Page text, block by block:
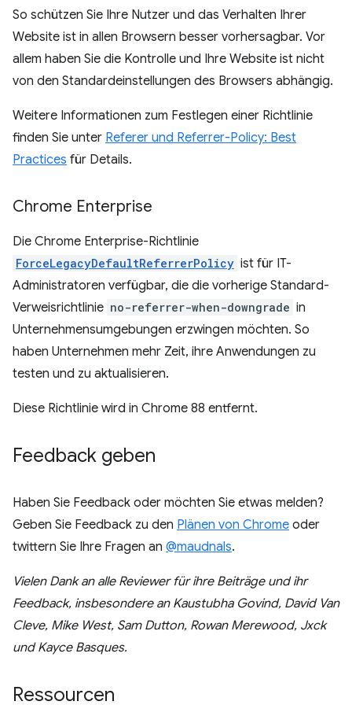
So schützen Sie Ihre Nutzer und das Verhalten Ihrer
Website ist in allen Browsern besser vorhersagbar. Vor
allem haben Sie die Kontrolle und Ihre Website ist nicht
von den Standardeinstellungen des Browsers abhängig.
Weitere Informationen zum Festlegen einer Richtlinie
finden Sie unter Referer und Referrer-Policy: Best
Practices für Details.
Chrome Enterprise
Die Chrome Enterprise-Richtlinie
ForceLegacyDefaultReferrerPolicy ist für IT-
Administratoren verfügbar, die die vorherige Standard-
Verweisrichtlinie no-referrer-when-downgrade in
Unternehmensumgebungen erzwingen möchten. So
haben Unternehmen mehr Zeit, ihre Anwendungen zu
testen und zu aktualisieren.
Diese Richtlinie wird in Chrome 88 entfernt.
Feedback geben
Haben Sie Feedback oder möchten Sie etwas melden?
Geben Sie Feedback zu den Plänen von Chrome oder
twittern Sie Ihre Fragen an @maudnals.
Vielen Dank an alle Reviewer für ihre Beiträge und ihr
Feedback, insbesondere an Kaustubha Govind, David Van
Cleve, Mike West, Sam Dutton, Rowan Merewood, Jxck
und Kayce Basques.
Ressourcen